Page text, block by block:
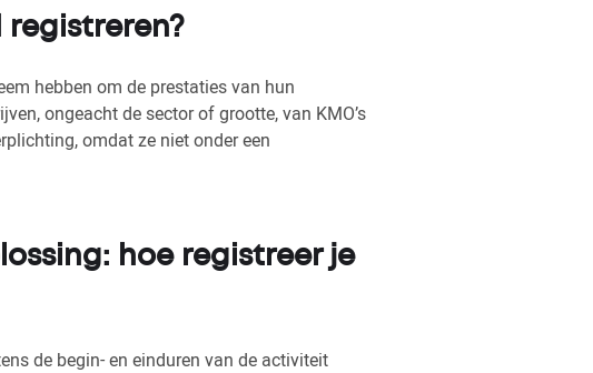
registreren?
hebben om de prestaties van hun
ongeacht de sector of grootte, van KMO’s
omdat ze niet onder een
hoe registreer je
de begin- en einduren van de activiteit